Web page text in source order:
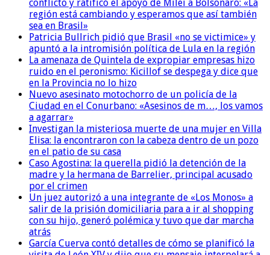
conflicto y ratificó el apoyo de Milei a Bolsonaro: «La
región está cambiando y esperamos que así también
sea en Brasil»
Patricia Bullrich pidió que Brasil «no se victimice» y
apuntó a la intromisión política de Lula en la región
La amenaza de Quintela de expropiar empresas hizo
ruido en el peronismo: Kicillof se despega y dice que
en la Provincia no lo hizo
Nuevo asesinato motochorro de un policía de la
Ciudad en el Conurbano: «Asesinos de m…, los vamos
a agarrar»
Investigan la misteriosa muerte de una mujer en Villa
Elisa: la encontraron con la cabeza dentro de un pozo
en el patio de su casa
Caso Agostina: la querella pidió la detención de la
madre y la hermana de Barrelier, principal acusado
por el crimen
Un juez autorizó a una integrante de «Los Monos» a
salir de la prisión domiciliaria para a ir al shopping
con su hijo, generó polémica y tuvo que dar marcha
atrás
García Cuerva contó detalles de cómo se planificó la